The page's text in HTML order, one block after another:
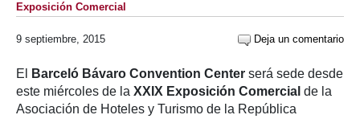
Exposición Comercial
9 septiembre, 2015 Deja un comentario
El Barceló Bávaro Convention Center será sede desde
este miércoles de la XXIX Exposición Comercial de la
Asociación de Hoteles y Turismo de la República